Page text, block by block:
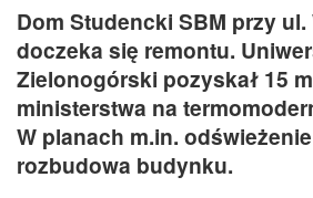
Dom Studencki SBM przy
doczeka się remontu.
Zielonogórski pozyskał 15
ministerstwa na
W planach m.in.
rozbudowa budynku.